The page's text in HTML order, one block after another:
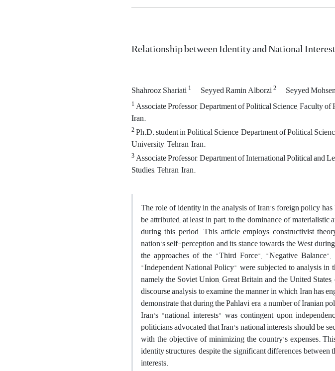
Relationship between Identity and National
Shahrooz Shariati1 Seyyed Ramin Alborzi2 Seyyed
1Associate Professor, Department of Political Science, Faculty
Iran.
2Ph.D. student in Political Science, Department of Political
University, Tehran, Iran.
3Associate Professor, Department of International Political and
Studies, Tehran, Iran.
The role of identity in the analysis of Iran's foreign policy
be attributed, at least in part, to the dominance of
during this period. This article employs constructivist
nation's self-perception and its stance towards the West
the approaches of the "Third Force", "Negative
"Independent National Policy" were subjected to analysis in
namely the Soviet Union, Great Britain and the United
discourse analysis to examine the manner in which Iran has
demonstrate that during the Pahlavi era, a number of Iranian
Iran's "national interests" was contingent upon
politicians advocated that Iran's national interests should be
with the objective of minimizing the country's expenses.
identity structures, despite the significant differences
interests.